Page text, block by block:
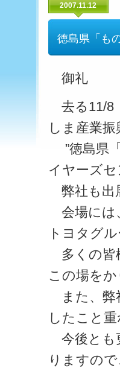
2007.11.12
徳島県「も
御礼
去る11/8
しま産業
”徳島県
イヤーズセ
弊社も出
会場には
トヨタグ
多くの皆
この場をか
また、弊
したこと
今後とも
りますの